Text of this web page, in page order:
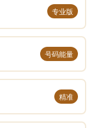
专业版
号码能量
精准